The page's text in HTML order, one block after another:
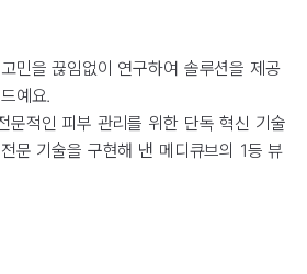
민을 끊임없이 연구하여 솔루션을 제공
예요.
문적인 피부 관리를 위한 단독 혁신 기술
문 기술을 구현해 낸 메디큐브의 1등 뷰